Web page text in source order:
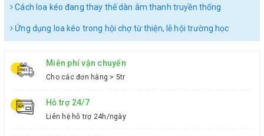
Cách loa kéo đang thay thế dàn âm thanh truyền thống
Ứng dụng loa kéo trong hội chợ từ thiện, lễ hội trường học
Miễn phí vận chuyển
Cho các đơn hàng > 5tr
Hỗ trợ 24/7
Liên hệ hỗ trợ 24h/ngày